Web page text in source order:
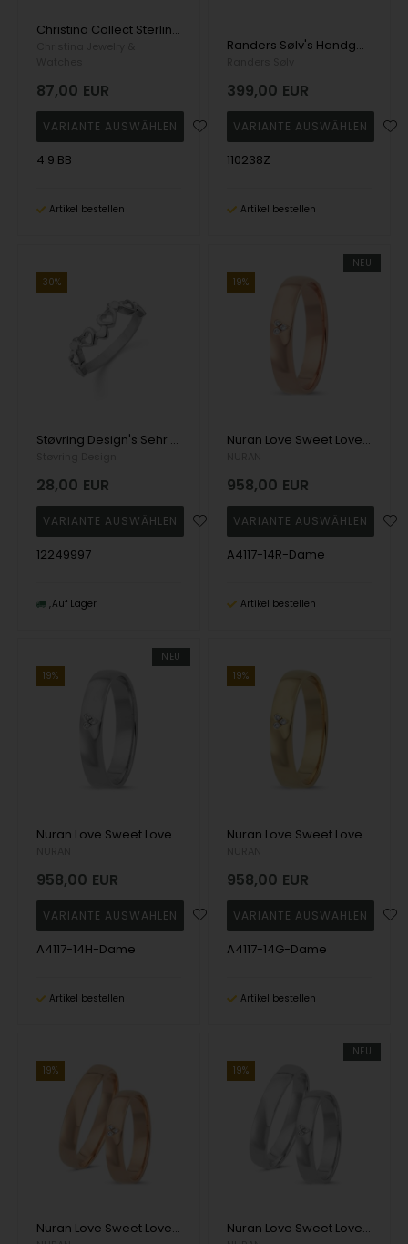
Christina Collect Sterlingsilber My Loving Nature Schöner Silberring mit Blättern und vergoldeten Herzen, Ringgrößen von 49-61
87,00 EUR
4.9.BB
Artikel bestellen
Randers Sølv's Handgefertigter Fingerring aus massivem Silber mit Zirkonias in Goldfassung - 12 mm
399,00 EUR
110238Z
Artikel bestellen
30%
Støvring Design's Sehr schöner Ring mit offenen und geschlossenen Herzen, erhältlich in den Größen 49-61
28,00 EUR
12249997
Auf Lager
NEU
19%
Nuran Love Sweet Love rose gold Damering med 3 stk diamanter Wesselton SI
958,00 EUR
A4117-14R-Dame
Artikel bestellen
NEU
19%
Nuran Love Sweet Love Weißgold Damering med 3 stk diamanter Wesselton SI
958,00 EUR
A4117-14H-Dame
Artikel bestellen
19%
Nuran Love Sweet Love Gelbgold Damering med 3 stk diamanter Wesselton SI
958,00 EUR
A4117-14G-Dame
Artikel bestellen
19%
Nuran Love Sweet Love Roségold Trauringe mit 3 Stück Diamanten Wesselton SI
NEU
19%
Nuran Love Sweet Love Weißgold Trauringe mit 3 Stück Diamanten Wesselton SI